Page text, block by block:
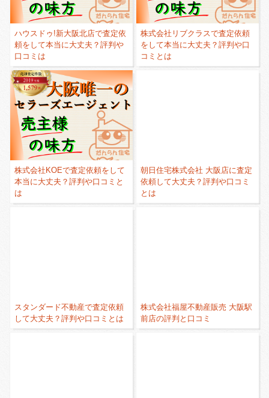
ハウスドゥ!新大阪北店で査定依
頼をして本当に大丈夫？評判や
口コミは
株式会社リブクラスで査定依頼
をして本当に大丈夫？評判や口
コミとは
株式会社KOEで査定依頼をして
本当に大丈夫？評判や口コミと
は
朝日住宅株式会社 大阪店に査定
依頼して大丈夫？評判や口コミ
とは
スタンダード不動産で査定依頼
して大丈夫？評判や口コミとは
株式会社福屋不動産販売 大阪駅
前店の評判と口コミ